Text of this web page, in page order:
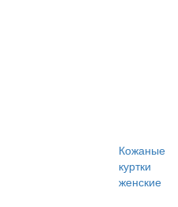
Кожаные
куртки
женские